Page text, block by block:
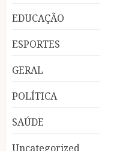
EDUCAÇÃO
ESPORTES
GERAL
POLÍTICA
SAÚDE
Uncategorized